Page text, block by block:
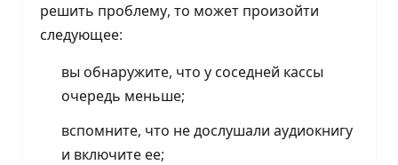
решить проблему, то может произойти
следующее:
вы обнаружите, что у соседней кассы
очередь меньше;
вспомните, что не дослушали аудиокнигу
и включите ее;